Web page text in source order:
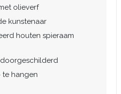
olieverf
kunstenaar
houten spieraam
te hangen